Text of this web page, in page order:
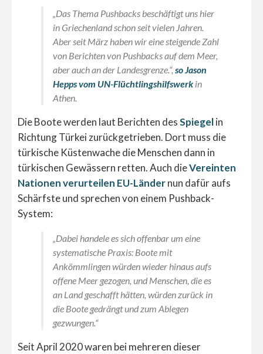
„Das Thema Pushbacks beschäftigt uns hier
in Griechenland schon seit vielen Jahren.
Aber seit März haben wir eine steigende Zahl
von Berichten von Pushbacks auf dem Meer,
aber auch an der Landesgrenze.“, so Jason
Hepps vom UN-Flüchtlingshilfswerkin
Athen.
Die Boote werden laut Berichten desSpiegelin
Richtung Türkei zurückgetrieben. Dort muss die
türkische Küstenwache die Menschen dann in
türkischen Gewässern retten. Auch dieVereinten
Nationen verurteilen EU-Ländernun dafür aufs
Schärfste und sprechen von einem Pushback-
System:
„Dabei handele es sich offenbar um eine
systematische Praxis: Boote mit
Ankömmlingen würden wieder hinaus aufs
offene Meer gezogen, und Menschen, die es
an Land geschafft hätten, würden zurück in
die Boote gedrängt und zum Ablegen
gezwungen.“
Seit April 2020 waren bei mehreren dieser